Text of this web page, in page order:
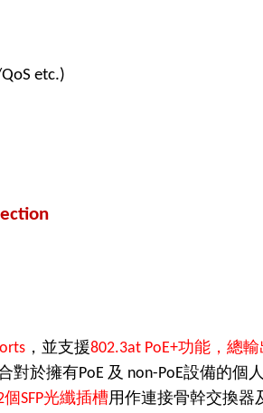
etc.)
，並支援802.3at PoE+功能，總
對於擁有PoE 及 non-PoE設備的個
個SFP光纖插槽用作連接骨幹交換器